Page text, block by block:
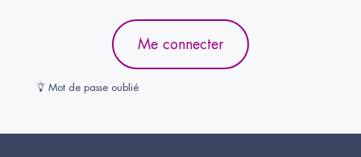
Me connecter
Mot de passe oublié